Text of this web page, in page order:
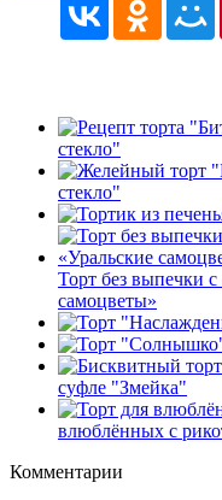
стекло"
стекло"
Торт без выпечки
самоцветы»
суфле "Змейка"
влюблённых с
Комментарии